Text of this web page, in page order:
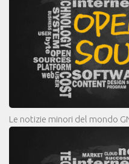
Le notizie minori del mondo